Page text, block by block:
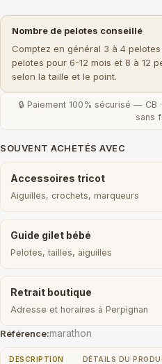
Nombre de pelotes conseillé
Comptez en général 3 à 4
pelotes pour 6-12 mois et 8 à 12
selon la taille et le point.
🔒 Paiement 100% sécurisé — CB
sans
SOUVENT ACHETÉS AVEC
Accessoires tricot
Aiguilles, crochets, marqueurs
Guide gilet bébé
Pelotes, tailles, aiguilles
Retrait boutique
Adresse et horaires à Perpignan
Référence:marathon
DESCRIPTION DÉTAILS DU